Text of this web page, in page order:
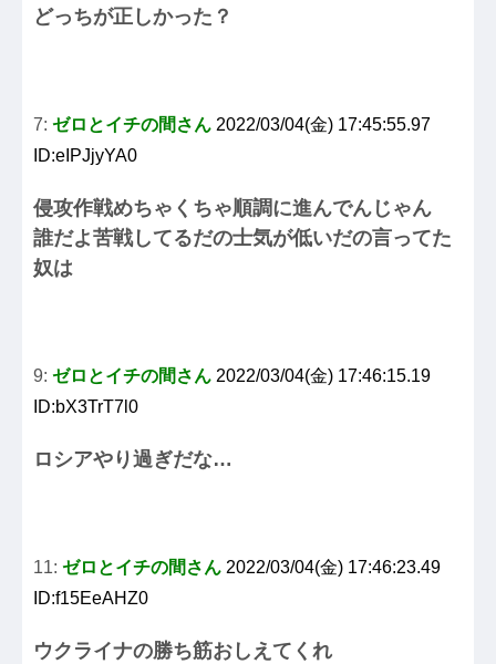
どっちが正しかった？
7: ゼロとイチの間さん 2022/03/04(金) 17:45:55.97
ID:eIPJjyYA0
侵攻作戦めちゃくちゃ順調に進んでんじゃん
誰だよ苦戦してるだの士気が低いだの言ってた
奴は
9: ゼロとイチの間さん 2022/03/04(金) 17:46:15.19
ID:bX3TrT7l0
ロシアやり過ぎだな…
11: ゼロとイチの間さん 2022/03/04(金) 17:46:23.49
ID:f15EeAHZ0
ウクライナの勝ち筋おしえてくれ